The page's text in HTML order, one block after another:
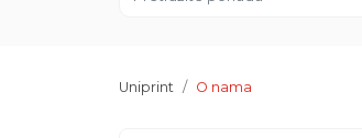
Uniprint O nama